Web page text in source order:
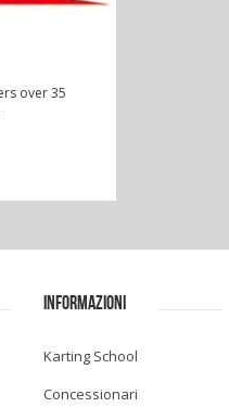
over 35
INFORMAZIONI
Karting School
Concessionari